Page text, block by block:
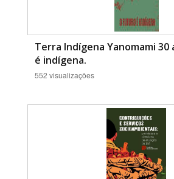
Terra Indígena Yanomami
é indígena.
552 visualizações